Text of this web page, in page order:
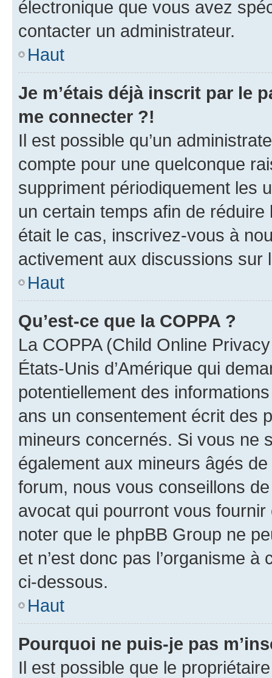
électronique que vous avez
contacter un administrateur.
Haut
Je m’étais déjà inscrit par le
me connecter ?!
Il est possible qu’un
compte pour une quelconque
suppriment périodiquement les
un certain temps afin de
était le cas, inscrivez-vous à
activement aux discussions sur
Haut
Qu’est-ce que la COPPA ?
La COPPA (Child Online
États-Unis d’Amérique qui
potentiellement des
ans un consentement écrit des
mineurs concernés. Si vous ne
également aux mineurs âgés
forum, nous vous conseillons
avocat qui pourront vous
noter que le phpBB Group ne
et n’est donc pas l’organisme
ci-dessous.
Haut
Pourquoi ne puis-je pas
Il est possible que le